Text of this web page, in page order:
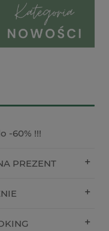
-60% !!!
PREZENT